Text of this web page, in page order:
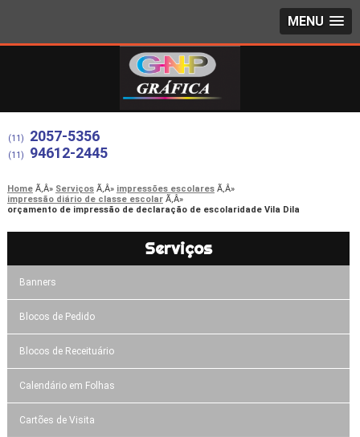
MENU
(11) 2057-5356
(11) 94612-2445
Home Serviços
impressões escolares
impressão diário de classe escolar
orçamento de impressão de declaração de escolaridade Vila Dila
Serviços
Banners
Blocos de Pedido
Blocos de Receituário
Calendário em Folhas
Cartões de Visita